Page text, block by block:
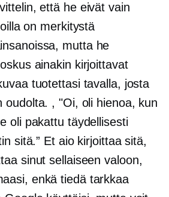
että he eivät vain
on merkitystä
mutta he
ainakin kirjoittavat
tuotettasi tavalla, josta
oudolta. , "Oi, oli hienoa, kun
oli pakattu täydellisesti
sitä.” Et aio kirjoittaa sitä,
sinut sellaiseen valoon,
enkä tiedä tarkkaa